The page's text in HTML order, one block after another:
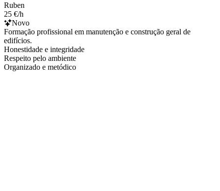
Ruben
25 €/h
Novo
Formação profissional em manutenção e construção geral de
edifícios.
Honestidade e integridade
Respeito pelo ambiente
Organizado e metódico